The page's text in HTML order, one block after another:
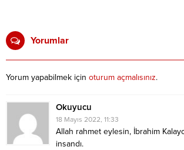
Yorumlar
Yorum yapabilmek için oturum açmalısınız.
Okuyucu
18 Mayıs 2022, 11:33
Allah rahmet eylesin, İbrahim
insandı.